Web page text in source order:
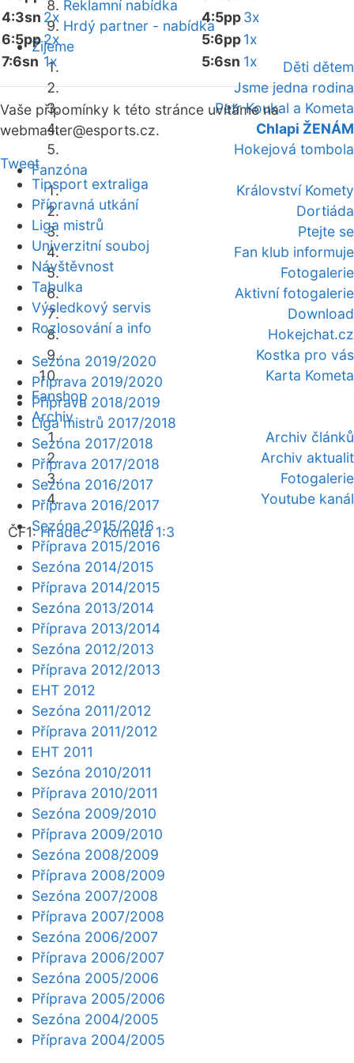
Reklamní nabídka
Hrdý partner - nabídka
Žijeme
Děti dětem
Jsme jedna rodina
Petr Koukal a Kometa
Chlapi ŽENÁM
Hokejová tombola
Fanzóna
Království Komety
Dortiáda
Ptejte se
Fan klub informuje
Fotogalerie
Aktivní fotogalerie
Download
Hokejchat.cz
Kostka pro vás
Karta Kometa
Fanshop
Archiv
Archiv článků
Archiv aktualit
Fotogalerie
Youtube kanál
ČF1:Hradec - Kometa 1:3
4:3sn 2x
6:5pp2x
7:6sn 1x
4:5pp3x
5:6pp1x
5:6sn 1x
Vaše připomínky k této stránce uvítáme na
webmaster@esports.cz.
Tweet
Tipsport extraliga
Přípravná utkání
Liga mistrů
Univerzitní souboj
Návštěvnost
Tabulka
Výsledkový servis
Rozlosování a info
Sezóna 2019/2020
Příprava 2019/2020
Příprava 2018/2019
Liga mistrů 2017/2018
Sezóna 2017/2018
Příprava 2017/2018
Sezóna 2016/2017
Příprava 2016/2017
Sezóna 2015/2016
Příprava 2015/2016
Sezóna 2014/2015
Příprava 2014/2015
Sezóna 2013/2014
Příprava 2013/2014
Sezóna 2012/2013
Příprava 2012/2013
EHT 2012
Sezóna 2011/2012
Příprava 2011/2012
EHT 2011
Sezóna 2010/2011
Příprava 2010/2011
Sezóna 2009/2010
Příprava 2009/2010
Sezóna 2008/2009
Příprava 2008/2009
Sezóna 2007/2008
Příprava 2007/2008
Sezóna 2006/2007
Příprava 2006/2007
Sezóna 2005/2006
Příprava 2005/2006
Sezóna 2004/2005
Příprava 2004/2005